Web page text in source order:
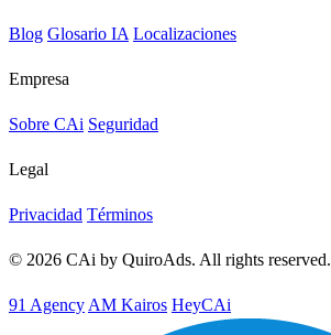
Blog Glosario IA Localizaciones
Empresa
Sobre CAi Seguridad
Legal
Privacidad Términos
© 2026 CAi by QuiroAds. All rights reserved.
91 AgencyAM Kairos HeyCAi